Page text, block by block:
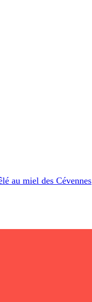
au miel des Cévennes